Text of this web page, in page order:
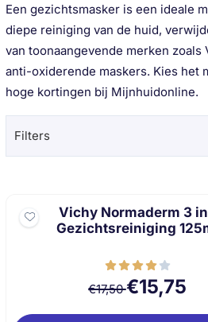
Een gezichtsmasker is een ideale
diepe reiniging van de huid,
van toonaangevende merken
anti-oxiderende maskers. Kies het
hoge kortingen bij Mijnhuidonline.
Filters
Vichy Normaderm 3 in
Gezichtsreiniging
Van 17,50
€17,50€15,75